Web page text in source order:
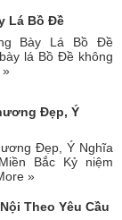
Lá Bồ Đề
Bày Lá Bồ Đề
lá Bồ Đề không
»
Đẹp, Ý
Đẹp, Ý Nghĩa
Bắc Kỷ niệm
»
Theo Yêu Cầu